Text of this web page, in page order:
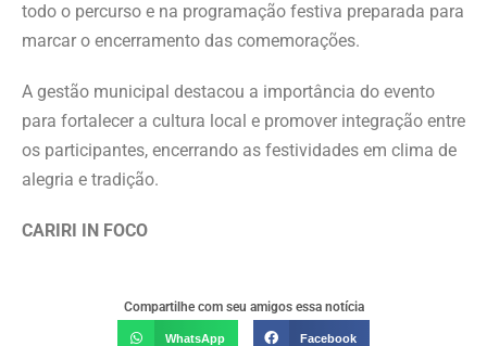
todo o percurso e na programação festiva preparada para
marcar o encerramento das comemorações.
A gestão municipal destacou a importância do evento
para fortalecer a cultura local e promover integração entre
os participantes, encerrando as festividades em clima de
alegria e tradição.
CARIRI IN FOCO
Compartilhe com seu amigos essa notícia
WhatsApp Facebook